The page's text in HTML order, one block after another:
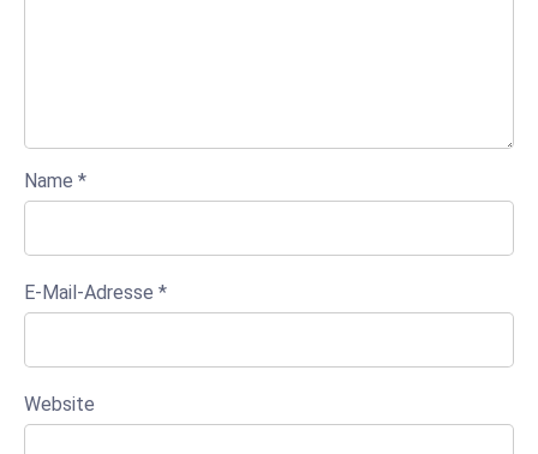
Name *
E-Mail-Adresse *
Website